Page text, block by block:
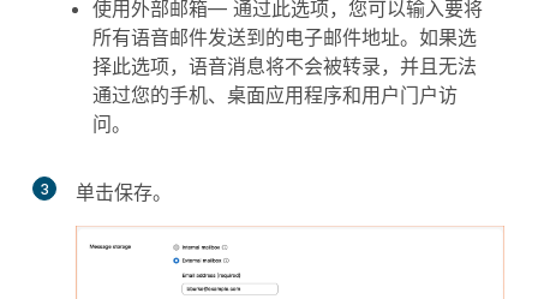
使用外部邮箱— 通过此选项，您可以输入要将
所有语音邮件发送到的电子邮件地址。如果选
择此选项，语音消息将不会被转录，并且无法
通过您的手机、桌面应用程序和用户门户访
问。
3 单击保存。